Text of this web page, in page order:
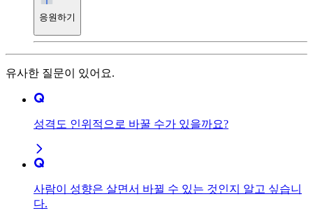
응원하기
유사한 질문이 있어요.
성격도 인위적으로 바꿀 수가 있을까요?
사람이 성향은 살면서 바뀔 수 있는 것인지 알고 싶습니
다.